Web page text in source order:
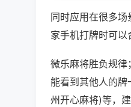
同时应用在很多
家手机打牌时可以
微乐麻将胜负规
能看到其他人的
州开心麻将)等，